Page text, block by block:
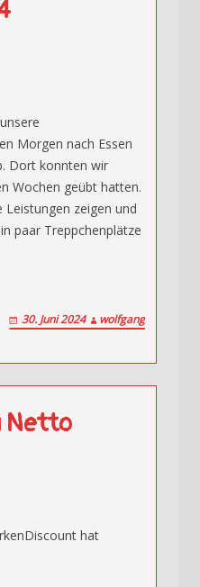
Morgen nach Essen
Dort konnten wir
Wochen geübt hatten.
zeigen und
paar Treppchenplätze
30. Juni 2024
wolfgang
Netto
hat